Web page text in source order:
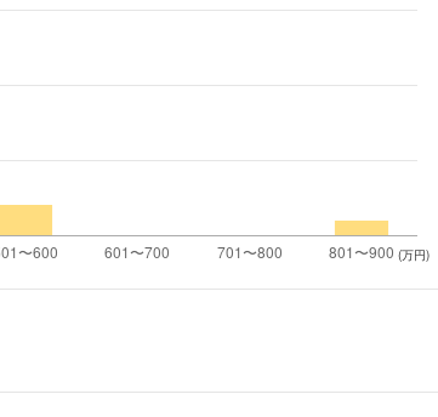
フォローしました
(万円)